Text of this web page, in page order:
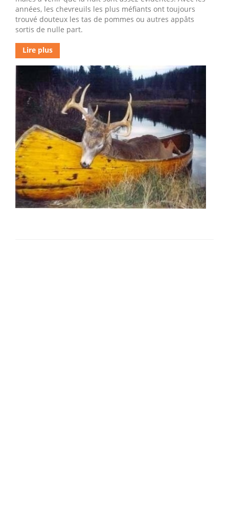
années, les chevreuils les plus méfiants ont toujours
trouvé douteux les tas de pommes ou autres appâts
sortis de nulle part.
Lire plus